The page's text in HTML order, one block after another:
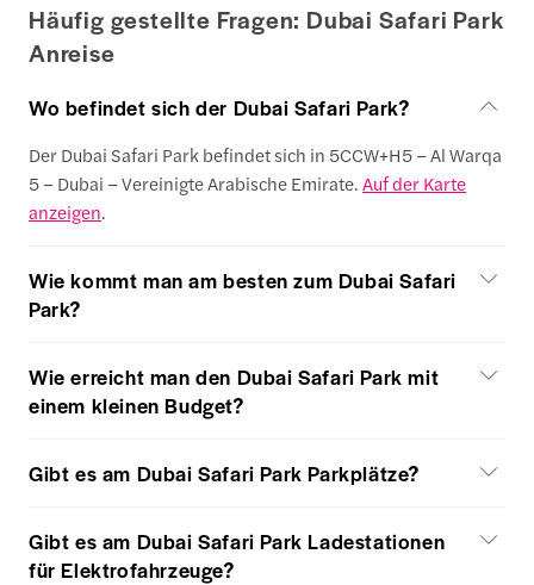
Häufig gestellte Fragen: Dubai Safari Park
Anreise
Wo befindet sich der Dubai Safari Park?
Der Dubai Safari Park befindet sich in 5CCW+H5 – Al Warqa
5 – Dubai – Vereinigte Arabische Emirate.Auf der Karte
anzeigen.
Wie kommt man am besten zum Dubai Safari
Park?
Wie erreicht man den Dubai Safari Park mit
einem kleinen Budget?
Gibt es am Dubai Safari Park Parkplätze?
Gibt es am Dubai Safari Park Ladestationen
für Elektrofahrzeuge?